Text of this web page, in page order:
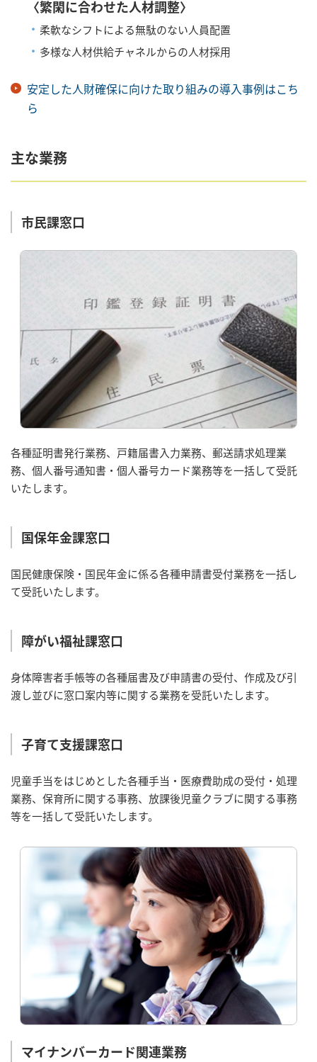
〈繁閑に合わせた人材調整〉
・ 柔軟なシフトによる無駄のない人員配置
・ 多様な人材供給チャネルからの人材採用
安定した人財確保に向けた取り組みの導入事例はこち
ら
主な業務
市民課窓口
各種証明書発行業務、戸籍届書入力業務、郵送請求処理業
務、個人番号通知書・個人番号カード業務等を一括して受託
いたします。
国保年金課窓口
国民健康保険・国民年金に係る各種申請書受付業務を一括し
て受託いたします。
障がい福祉課窓口
身体障害者手帳等の各種届書及び申請書の受付、作成及び引
渡し並びに窓口案内等に関する業務を受託いたします。
子育て支援課窓口
児童手当をはじめとした各種手当・医療費助成の受付・処理
業務、保育所に関する事務、放課後児童クラブに関する事務
等を一括して受託いたします。
マイナンバーカード関連業務